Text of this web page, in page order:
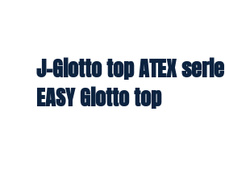
J-Giotto top ATEX serie
EASY Giotto top